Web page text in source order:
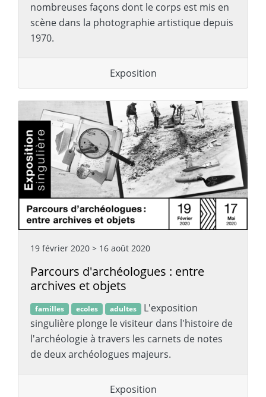
nombreuses façons dont le corps est mis en
scène dans la photographie artistique depuis
1970.
Exposition
19 février 2020 > 16 août 2020
Parcours d'archéologues : entre
archives et objets
familles ecoles adultes
L'exposition
singulière plonge le visiteur dans l'histoire de
l'archéologie à travers les carnets de notes
de deux archéologues majeurs.
Exposition